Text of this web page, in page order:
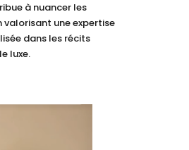
à nuancer les
valorisant une expertise
dans les récits
luxe.